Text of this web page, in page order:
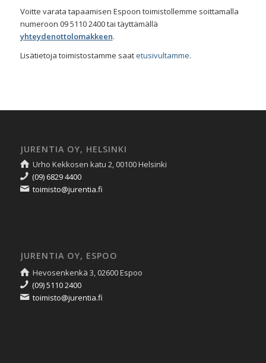
Voitte varata tapaamisen Espoon toimistollemme soittamalla
numeroon 09 5110 2400 tai täyttämällä
yhteydenottolomakkeen.
Lisätietoja toimistostamme saatetusivultamme.
JURENTIA OY, HELSINKI
Urho Kekkosen katu 2, 00100 Helsinki
(09) 6829 4400
toimisto@jurentia.fi
JURENTIA OY, ESPOO
Hevosenkenkä 3, 02600 Espoo
(09) 5110 2400
toimisto@jurentia.fi